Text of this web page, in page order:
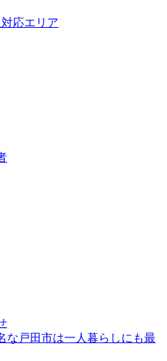
応エリア
な戸田市は一人暮らしにも最